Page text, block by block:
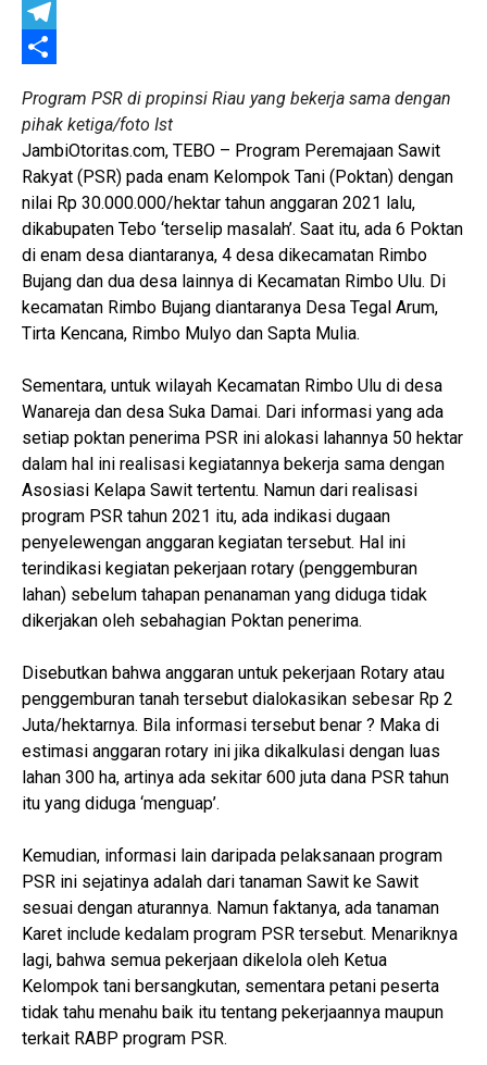
X
Telegram
Program PSR di propinsi Riau yang bekerja sama dengan
pihak ketiga/foto Ist
JambiOtoritas.com, TEBO – Program Peremajaan Sawit
Rakyat (PSR) pada enam Kelompok Tani (Poktan) dengan
nilai Rp 30.000.000/hektar tahun anggaran 2021 lalu,
dikabupaten Tebo ‘terselip masalah’. Saat itu, ada 6 Poktan
di enam desa diantaranya, 4 desa dikecamatan Rimbo
Bujang dan dua desa lainnya di Kecamatan Rimbo Ulu. Di
kecamatan Rimbo Bujang diantaranya Desa Tegal Arum,
Tirta Kencana, Rimbo Mulyo dan Sapta Mulia.
Sementara, untuk wilayah Kecamatan Rimbo Ulu di desa
Wanareja dan desa Suka Damai. Dari informasi yang ada
setiap poktan penerima PSR ini alokasi lahannya 50 hektar
dalam hal ini realisasi kegiatannya bekerja sama dengan
Asosiasi Kelapa Sawit tertentu. Namun dari realisasi
program PSR tahun 2021 itu, ada indikasi dugaan
penyelewengan anggaran kegiatan tersebut. Hal ini
terindikasi kegiatan pekerjaan rotary (penggemburan
lahan) sebelum tahapan penanaman yang diduga tidak
dikerjakan oleh sebahagian Poktan penerima.
Disebutkan bahwa anggaran untuk pekerjaan Rotary atau
penggemburan tanah tersebut dialokasikan sebesar Rp 2
Juta/hektarnya. Bila informasi tersebut benar ? Maka di
estimasi anggaran rotary ini jika dikalkulasi dengan luas
lahan 300 ha, artinya ada sekitar 600 juta dana PSR tahun
itu yang diduga ‘menguap’.
Kemudian, informasi lain daripada pelaksanaan program
PSR ini sejatinya adalah dari tanaman Sawit ke Sawit
sesuai dengan aturannya. Namun faktanya, ada tanaman
Karet include kedalam program PSR tersebut. Menariknya
lagi, bahwa semua pekerjaan dikelola oleh Ketua
Kelompok tani bersangkutan, sementara petani peserta
tidak tahu menahu baik itu tentang pekerjaannya maupun
terkait RABP program PSR.